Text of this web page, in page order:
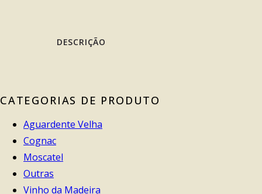
DESCRIÇÃO
CATEGORIAS DE PRODUTO
Aguardente Velha
Cognac
Moscatel
Outras
Vinho da Madeira